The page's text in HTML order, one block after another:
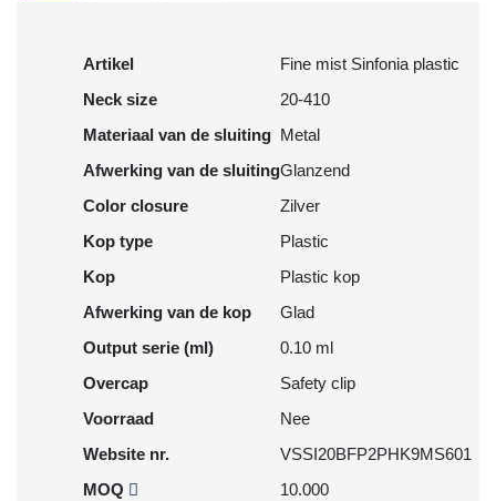
Artikel
Fine mist Sinfonia plastic
Neck size
20-410
Materiaal van de sluiting Metal
Afwerking van de sluitingGlanzend
Color closure
Zilver
Kop type
Plastic
Kop
Plastic kop
Afwerking van de kop
Glad
Output serie (ml)
0.10 ml
Overcap
Safety clip
Voorraad
Nee
Website nr.
VSSI20BFP2PHK9MS601
MOQ
10.000